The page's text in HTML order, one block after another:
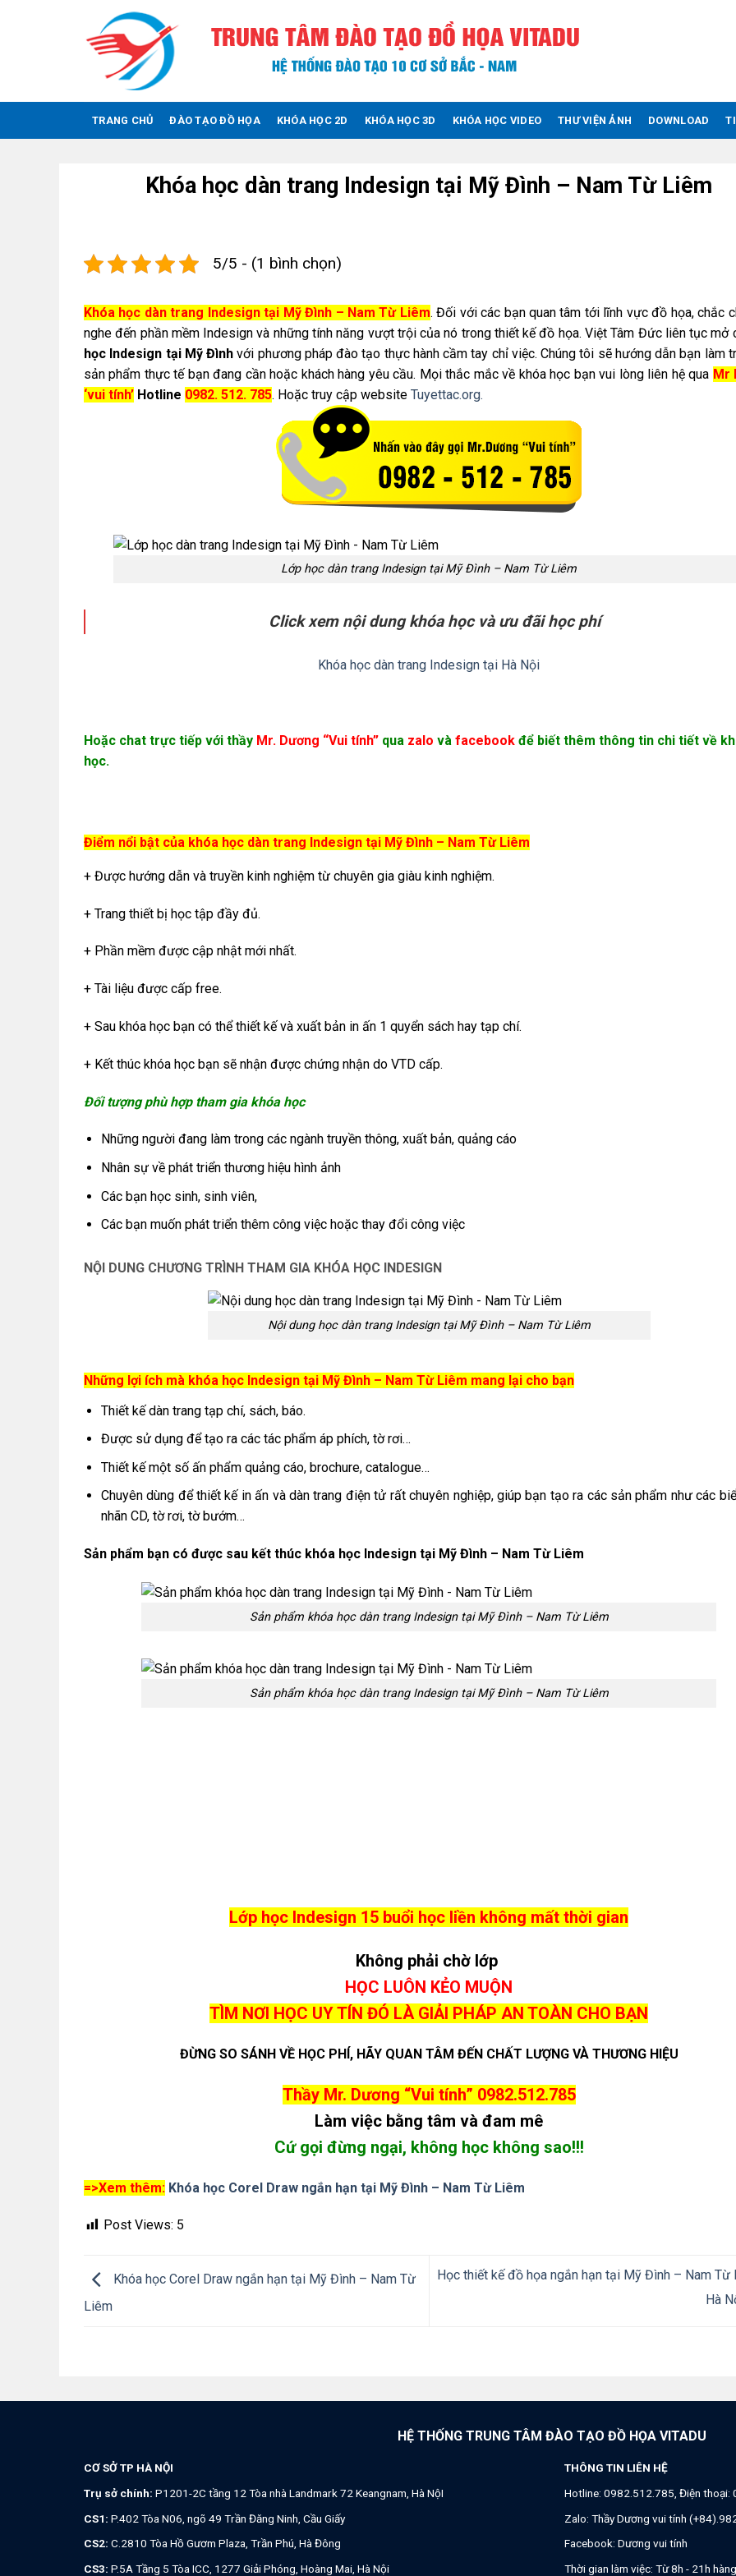
TRANG CHỦ ĐÀO TẠO ĐỒ HỌA KHÓA HỌC 2D KHÓA HỌC 3D KHÓA HỌC VIDEO THƯ VIỆN ẢNH DOWNLOAD
Khóa học dàn trang Indesign tại Mỹ Đình – Nam Từ Liêm
5/5 - (1 bình chọn)
Khóa học dàn trang Indesign tại Mỹ Đình – Nam Từ Liêm. Đối với các bạn quan tâm tới lĩnh vực đồ họa, chắc
nghe đến phần mềm Indesign và những tính năng vượt trội của nó trong thiết kế đồ họa. Việt Tâm Đức liên tục mở
học Indesign tại Mỹ Đình với phương pháp đào tạo thực hành cầm tay chỉ việc. Chúng tôi sẽ hướng dẫn bạn làm
sản phẩm thực tế bạn đang cần hoặc khách hàng yêu cầu. Mọi thắc mắc về khóa học bạn vui lòng liên hệ qua Mr
‘vui tính’ Hotline 0982. 512. 785. Hoặc truy cập website Tuyettac.org.
Lớp học dàn trang Indesign tại Mỹ Đình – Nam Từ Liêm
Click xem nội dung khóa học và ưu đãi học phí
Khóa học dàn trang Indesign tại Hà Nội
Hoặc chat trực tiếp với thầy Mr. Dương “Vui tính” qua zalo và facebook để biết thêm thông tin chi tiết về
học.
Điểm nổi bật của khóa học dàn trang Indesign tại Mỹ Đình – Nam Từ Liêm
+ Được hướng dẫn và truyền kinh nghiệm từ chuyên gia giàu kinh nghiệm.
+ Trang thiết bị học tập đầy đủ.
+ Phần mềm được cập nhật mới nhất.
+ Tài liệu được cấp free.
+ Sau khóa học bạn có thể thiết kế và xuất bản in ấn 1 quyển sách hay tạp chí.
+ Kết thúc khóa học bạn sẽ nhận được chứng nhận do VTD cấp.
Đối tượng phù hợp tham gia khóa học
Những người đang làm trong các ngành truyền thông, xuất bản, quảng cáo
Nhân sự về phát triển thương hiệu hình ảnh
Các bạn học sinh, sinh viên,
Các bạn muốn phát triển thêm công việc hoặc thay đổi công việc
NỘI DUNG CHƯƠNG TRÌNH THAM GIA KHÓA HỌC INDESIGN
Nội dung học dàn trang Indesign tại Mỹ Đình – Nam Từ Liêm
Những lợi ích mà khóa học Indesign tại Mỹ Đình – Nam Từ Liêm mang lại cho bạn
Thiết kế dàn trang tạp chí, sách, báo.
Được sử dụng để tạo ra các tác phẩm áp phích, tờ rơi…
Thiết kế một số ấn phẩm quảng cáo, brochure, catalogue…
Chuyên dùng để thiết kế in ấn và dàn trang điện tử rất chuyên nghiệp, giúp bạn tạo ra các sản phẩm như các
nhãn CD, tờ rơi, tờ bướm…
Sản phẩm bạn có được sau kết thúc khóa học Indesign tại Mỹ Đình – Nam Từ Liêm
Sản phẩm khóa học dàn trang Indesign tại Mỹ Đình – Nam Từ Liêm
Sản phẩm khóa học dàn trang Indesign tại Mỹ Đình – Nam Từ Liêm
Lớp học Indesign 15 buổi học liền không mất thời gian
Không phải chờ lớp
HỌC LUÔN KẺO MUỘN
TÌM NƠI HỌC UY TÍN ĐÓ LÀ GIẢI PHÁP AN TOÀN CHO BẠN
ĐỪNG SO SÁNH VỀ HỌC PHÍ, HÃY QUAN TÂM ĐẾN CHẤT LƯỢNG VÀ THƯƠNG HIỆU
Thầy Mr. Dương “Vui tính” 0982.512.785
Làm việc bằng tâm và đam mê
Cứ gọi đừng ngại, không học không sao!!!
=>Xem thêm: Khóa học Corel Draw ngắn hạn tại Mỹ Đình – Nam Từ Liêm
Post Views: 5
Khóa học Corel Draw ngắn hạn tại Mỹ Đình – Nam Từ
Liêm
Học thiết kế đồ họa ngắn hạn tại Mỹ Đình – Nam Từ
Hà
HỆ THỐNG TRUNG TÂM ĐÀO TẠO ĐỒ HỌA VITADU
CƠ SỞ TP HÀ NỘI
Trụ sở chính: P1201-2C tầng 12 Tòa nhà Landmark 72 Keangnam, Hà NộI
CS1: P.402 Tòa N06, ngõ 49 Trần Đăng Ninh, Cầu Giấy
CS2: C.2810 Tòa Hồ Gươm Plaza, Trần Phú, Hà Đông
CS3: P.5A Tầng 5 Tòa ICC, 1277 Giải Phóng, Hoàng Mai, Hà Nội
THÔNG TIN LIÊN HỆ
Hotline: 0982.512.785 , Điện thoại:
Zalo: Thầy Dương vui tính
Facebook: Dương vui tính
Thời gian làm việc: Từ 8h - 21h